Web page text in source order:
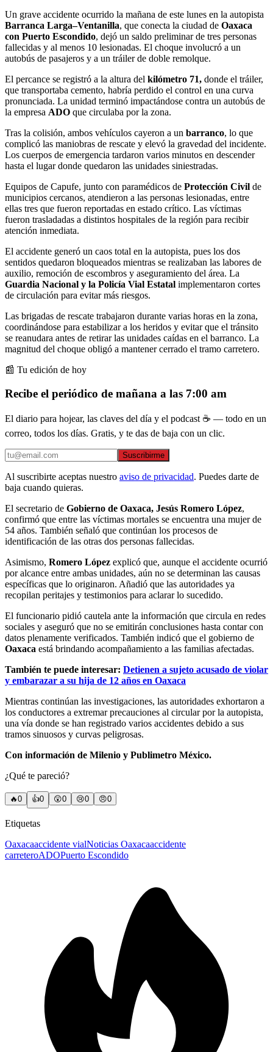
Un grave accidente ocurrido la mañana de este lunes en la autopista
Barranca Larga–Ventanilla, que conecta la ciudad de Oaxaca
con Puerto Escondido, dejó un saldo preliminar de tres personas
fallecidas y al menos 10 lesionadas. El choque involucró a un
autobús de pasajeros y a un tráiler de doble remolque.
El percance se registró a la altura del kilómetro 71, donde el tráiler,
que transportaba cemento, habría perdido el control en una curva
pronunciada. La unidad terminó impactándose contra un autobús de
la empresa ADO que circulaba por la zona.
Tras la colisión, ambos vehículos cayeron a un barranco, lo que
complicó las maniobras de rescate y elevó la gravedad del incidente.
Los cuerpos de emergencia tardaron varios minutos en descender
hasta el lugar donde quedaron las unidades siniestradas.
Equipos de Capufe, junto con paramédicos de Protección Civil de
municipios cercanos, atendieron a las personas lesionadas, entre
ellas tres que fueron reportadas en estado crítico. Las víctimas
fueron trasladadas a distintos hospitales de la región para recibir
atención inmediata.
El accidente generó un caos total en la autopista, pues los dos
sentidos quedaron bloqueados mientras se realizaban las labores de
auxilio, remoción de escombros y aseguramiento del área. La
Guardia Nacional y la Policía Vial Estatal implementaron cortes
de circulación para evitar más riesgos.
Las brigadas de rescate trabajaron durante varias horas en la zona,
coordinándose para estabilizar a los heridos y evitar que el tránsito
se reanudara antes de retirar las unidades caídas en el barranco. La
magnitud del choque obligó a mantener cerrado el tramo carretero.
📰 Tu edición de hoy
Recibe el periódico de mañana a las 7:00 am
El diario para hojear, las claves del día y el podcast ☕ — todo en un
correo, todos los días. Gratis, y te das de baja con un clic.
Suscribirme
Al suscribirte aceptas nuestro aviso de privacidad. Puedes darte de
baja cuando quieras.
El secretario de Gobierno de Oaxaca, Jesús Romero López,
confirmó que entre las víctimas mortales se encuentra una mujer de
54 años. También señaló que continúan los procesos de
identificación de las otras dos personas fallecidas.
Asimismo, Romero López explicó que, aunque el accidente ocurrió
por alcance entre ambas unidades, aún no se determinan las causas
específicas que lo originaron. Añadió que las autoridades ya
recopilan peritajes y testimonios para aclarar lo sucedido.
El funcionario pidió cautela ante la información que circula en redes
sociales y aseguró que no se emitirán conclusiones hasta contar con
datos plenamente verificados. También indicó que el gobierno de
Oaxaca está brindando acompañamiento a las familias afectadas.
También te puede interesar: Detienen a sujeto acusado de violar
y embarazar a su hija de 12 años en Oaxaca
Mientras continúan las investigaciones, las autoridades exhortaron a
los conductores a extremar precauciones al circular por la autopista,
una vía donde se han registrado varios accidentes debido a sus
tramos sinuosos y curvas peligrosas.
Con información de Milenio y Publimetro México.
¿Qué te pareció?
🔥0 👍0 😲0 😢0 😠0
Etiquetas
Oaxacaaccidente vialNoticias Oaxacaaccidente
carreteroADOPuerto Escondido